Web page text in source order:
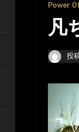
Power
凡
投